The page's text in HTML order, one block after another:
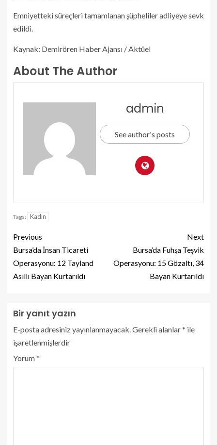
Emniyetteki süreçleri tamamlanan şüpheliler adliyeye sevk
edildi.
Kaynak: Demirören Haber Ajansı / Aktüel
About The Author
admin
See author's posts
Tags: Kadın
Previous
Bursa’da İnsan Ticareti
Operasyonu: 12 Tayland
Asıllı Bayan Kurtarıldı
Next
Bursa’da Fuhşa Teşvik
Operasyonu: 15 Gözaltı, 34
Bayan Kurtarıldı
Bir yanıt yazın
E-posta adresiniz yayınlanmayacak.Gerekli alanlar* ile
işaretlenmişlerdir
Yorum*